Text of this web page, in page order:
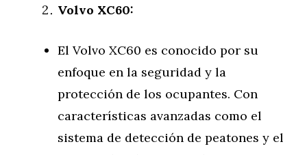
Volvo XC60:
El Volvo XC60 es conocido por su
enfoque en la seguridad y la
protección de los ocupantes. Con
características avanzadas como el
sistema de detección de peatones y el